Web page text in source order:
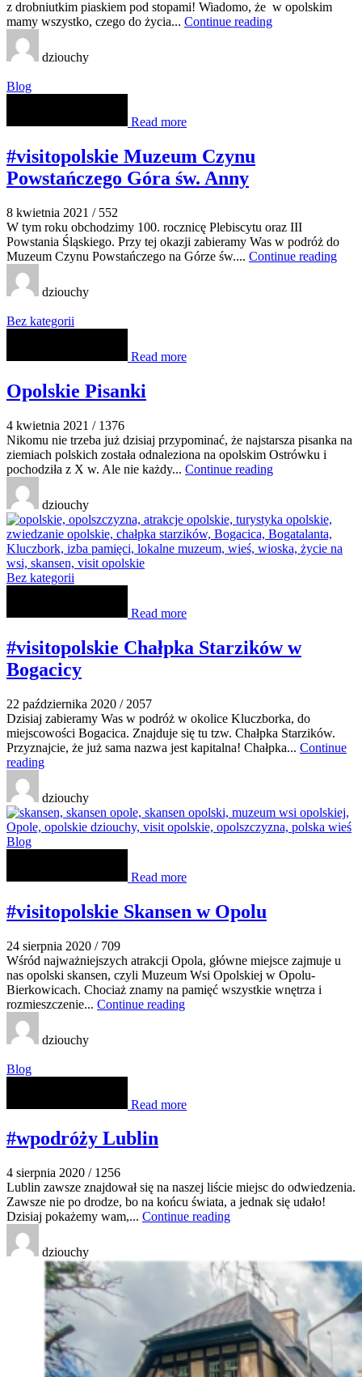
z drobniutkim piaskiem pod stopami! Wiadomo, że w opolskim
mamy wszystko, czego do życia... Continue reading
dziouchy
Blog
Read more
#visitopolskie Muzeum Czynu
Powstańczego Góra św. Anny
8 kwietnia 2021 / 552
W tym roku obchodzimy 100. rocznicę Plebiscytu oraz III
Powstania Śląskiego. Przy tej okazji zabieramy Was w podróż do
Muzeum Czynu Powstańczego na Górze św.... Continue reading
dziouchy
Bez kategorii
Read more
Opolskie Pisanki
4 kwietnia 2021 / 1376
Nikomu nie trzeba już dzisiaj przypominać, że najstarsza pisanka na
ziemiach polskich została odnaleziona na opolskim Ostrówku i
pochodziła z X w. Ale nie każdy... Continue reading
dziouchy
Bez kategorii
Read more
#visitopolskie Chałpka Starzików w
Bogacicy
22 października 2020 / 2057
Dzisiaj zabieramy Was w podróż w okolice Kluczborka, do
miejscowości Bogacica. Znajduje się tu tzw. Chałpka Starzików.
Przyznajcie, że już sama nazwa jest kapitalna! Chałpka... Continue
reading
dziouchy
Blog
Read more
#visitopolskie Skansen w Opolu
24 sierpnia 2020 / 709
Wśród najważniejszych atrakcji Opola, główne miejsce zajmuje u
nas opolski skansen, czyli Muzeum Wsi Opolskiej w Opolu-
Bierkowicach. Chociaż znamy na pamięć wszystkie wnętrza i
rozmieszczenie... Continue reading
dziouchy
Blog
Read more
#wpodróży Lublin
4 sierpnia 2020 / 1256
Lublin zawsze znajdował się na naszej liście miejsc do odwiedzenia.
Zawsze nie po drodze, bo na końcu świata, a jednak się udało!
Dzisiaj pokażemy wam,... Continue reading
dziouchy